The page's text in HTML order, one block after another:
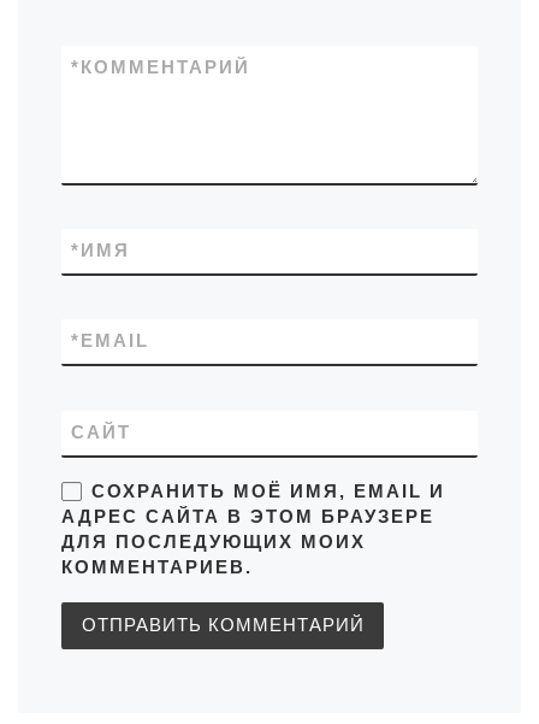
КОММЕНТАРИЙ
*
ИМЯ
*
EMAIL
*
САЙТ
СОХРАНИТЬ МОЁ ИМЯ, EMAIL И
АДРЕС САЙТА В ЭТОМ БРАУЗЕРЕ
ДЛЯ ПОСЛЕДУЮЩИХ МОИХ
КОММЕНТАРИЕВ.